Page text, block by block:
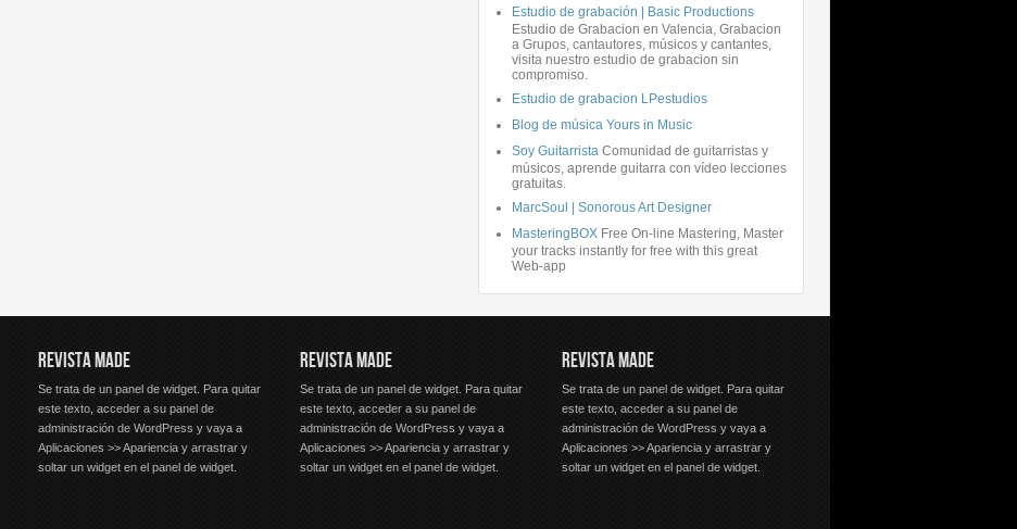
Estudio de grabación | Basic Productions
Estudio de Grabacion en Valencia, Grabacion
a Grupos, cantautores, músicos y cantantes,
visita nuestro estudio de grabacion sin
compromiso.
Estudio de grabacion LPestudios
Blog de música Yours in Music
Soy Guitarrista Comunidad de guitarristas y
músicos, aprende guitarra con vídeo lecciones
gratuitas.
MarcSoul | Sonorous Art Designer
MasteringBOX Free On-line Mastering, Master
your tracks instantly for free with this great
Web-app
REVISTA MADE
Se trata de un panel de widget. Para quitar
este texto, acceder a su panel de
administración de WordPress y vaya a
Aplicaciones >> Apariencia y arrastrar y
soltar un widget en el panel de widget.
REVISTA MADE
Se trata de un panel de widget. Para quitar
este texto, acceder a su panel de
administración de WordPress y vaya a
Aplicaciones >> Apariencia y arrastrar y
soltar un widget en el panel de widget.
REVISTA MADE
Se trata de un panel de widget. Para quitar
este texto, acceder a su panel de
administración de WordPress y vaya a
Aplicaciones >> Apariencia y arrastrar y
soltar un widget en el panel de widget.